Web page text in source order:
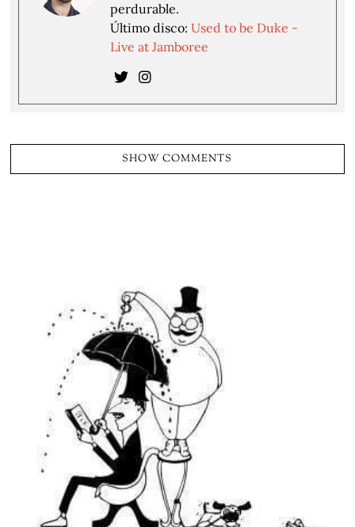
perdurable.
Último disco: Used to be Duke -
Live at Jamboree
SHOW COMMENTS